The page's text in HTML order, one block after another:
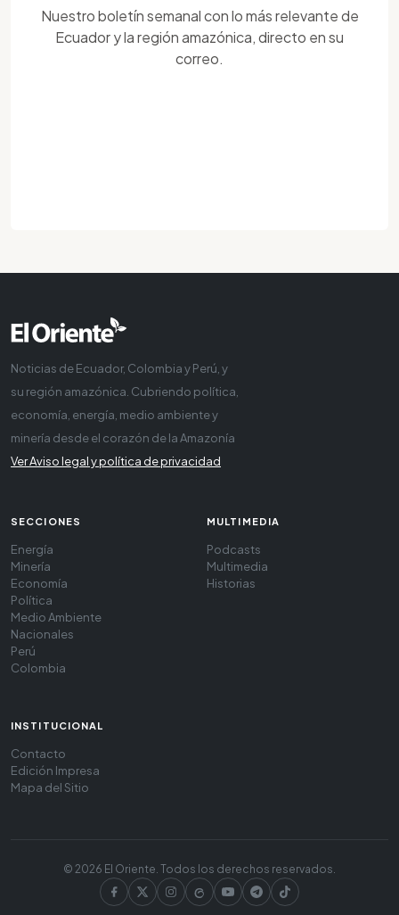
Nuestro boletín semanal con lo más relevante de
Ecuador y la región amazónica, directo en su
correo.
Noticias de Ecuador, Colombia y Perú, y
su región amazónica. Cubriendo política,
economía, energía, medio ambiente y
minería desde el corazón de la Amazonía
Ver Aviso legal y política de privacidad
SECCIONES
Energía
Minería
Economía
Política
Medio Ambiente
Nacionales
Perú
Colombia
MULTIMEDIA
Podcasts
Multimedia
Historias
INSTITUCIONAL
Contacto
Edición Impresa
Mapa del Sitio
© 2026 El Oriente. Todos los derechos reservados.